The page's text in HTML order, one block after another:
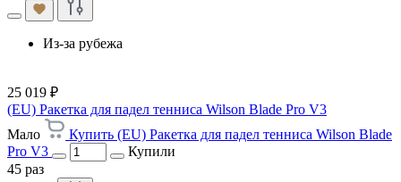
Из-за рубежа
25 019 ₽
(EU) Ракетка для падел тенниса Wilson Blade Pro V3
Мало
Купить (EU) Ракетка для падел тенниса Wilson Blade
Pro V3
Купили
45 раз